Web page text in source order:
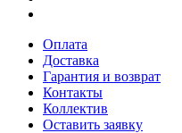
Оплата
Доставка
Гарантия и возврат
Контакты
Коллектив
Оставить заявку